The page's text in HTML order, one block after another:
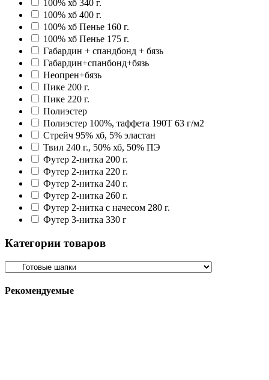
100% хб 340 г.
100% хб 400 г.
100% хб Пенье 160 г.
100% хб Пенье 175 г.
Габардин + спандбонд + бязь
Габардин+спанбонд+бязь
Неопрен+бязь
Пике 200 г.
Пике 220 г.
Полиэстер
Полиэстер 100%, таффета 190T 63 г/м2
Стрейч 95% хб, 5% эластан
Твил 240 г., 50% хб, 50% ПЭ
Футер 2-нитка 200 г.
Футер 2-нитка 220 г.
Футер 2-нитка 240 г.
Футер 2-нитка 260 г.
Футер 2-нитка с начесом 280 г.
Футер 3-нитка 330 г
Категории товаров
Рекомендуемые